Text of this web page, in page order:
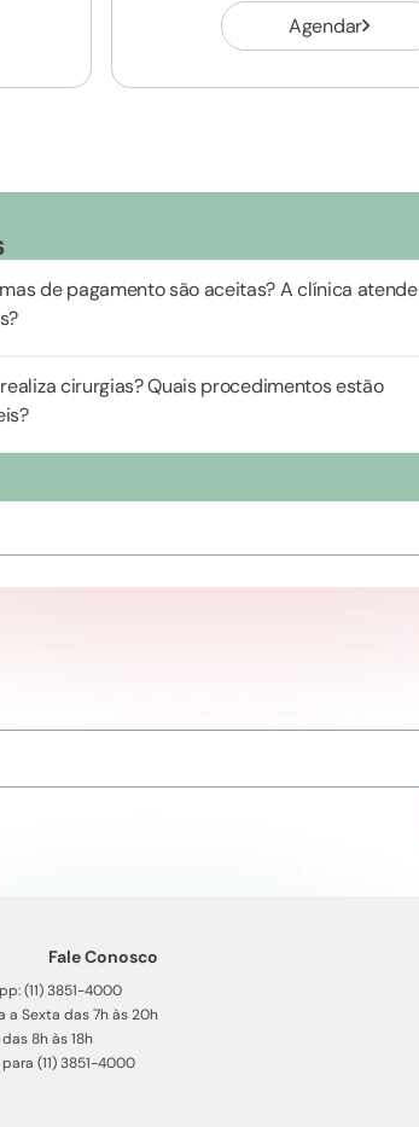
Agendar
de pagamento são aceitas? A clínica atende
cirurgias? Quais procedimentos estão
Fale Conosco
(11) 3851-4000
a Sexta das 7h às 20h
8h às 18h
(11) 3851-4000